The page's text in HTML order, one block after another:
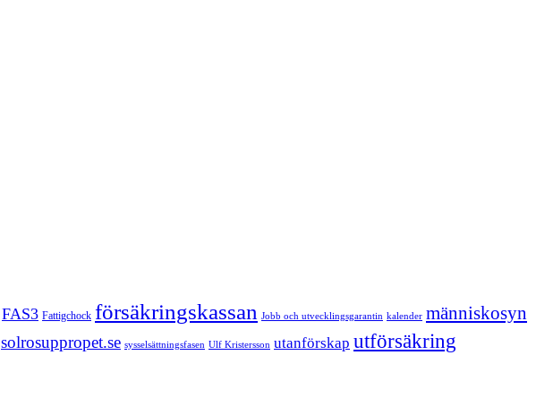
FAS3 Fattigchock försäkringskassan Jobb och utvecklingsgarantin kalender människosyn
solrosuppropet.se sysselsättningsfasen Ulf Kristersson utanförskap utförsäkring